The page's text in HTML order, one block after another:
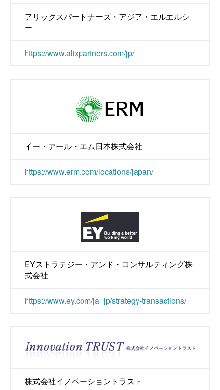
アリックスパートナーズ・アジア・エルエルシ
ー
https://www.alixpartners.com/jp/
イー・アール・エム日本株式会社
https://www.erm.com/locations/japan/
EYストラテジー・アンド・コンサルティング株
式会社
https://www.ey.com/ja_jp/strategy-transactions/
株式会社イノベーショントラスト